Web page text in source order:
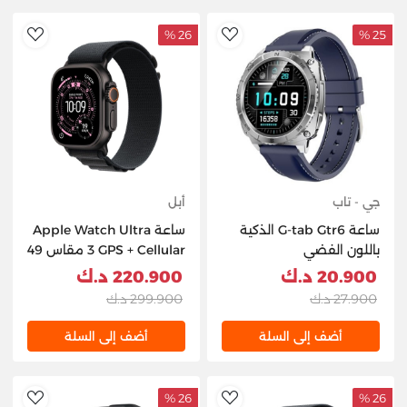
AddToWishlist
25 %
جي - تاب
ساعة G-tab Gtr6 الذكية
باللون الفضي
20.900 د.ك
27.900 د.ك
أضف إلى السلة
26 %
أبل
ساعة Apple Watch Ultra
3 GPS + Cellular مقاس 49
مم، هيكل من التيتانيوم
220.900 د.ك
299.900 د.ك
أضف إلى السلة
26 %
26 %